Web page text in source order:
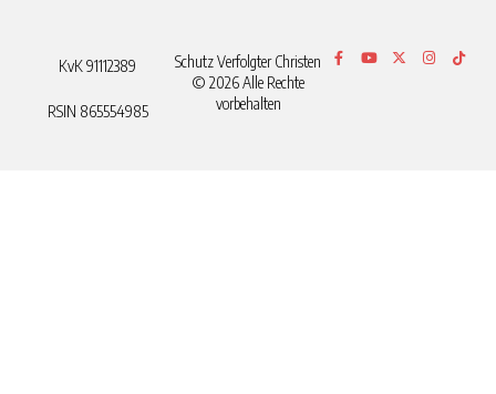
KvK 91112389
RSIN 865554985
Schutz Verfolgter Christen
© 2026 Alle Rechte
vorbehalten